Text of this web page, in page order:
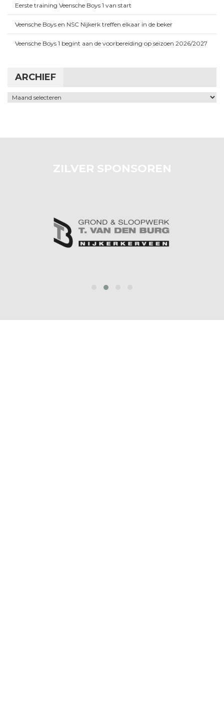
Eerste training Veensche Boys 1 van start
Veensche Boys en NSC Nijkerk treffen elkaar in de beker
Veensche Boys 1 begint aan de voorbereiding op seizoen 2026/2027
ARCHIEF
Archief
ZILVER SPONSOREN
prev